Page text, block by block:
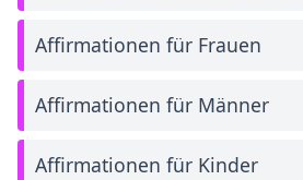
Affirmationen für Frauen
Affirmationen für Männer
Affirmationen für Kinder